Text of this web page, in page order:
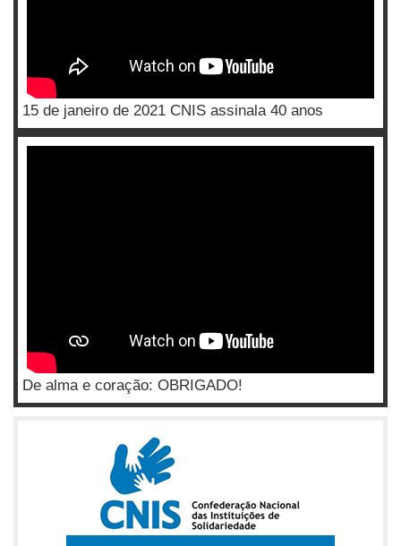
15 de janeiro de 2021 CNIS assinala 40 anos
De alma e coração: OBRIGADO!